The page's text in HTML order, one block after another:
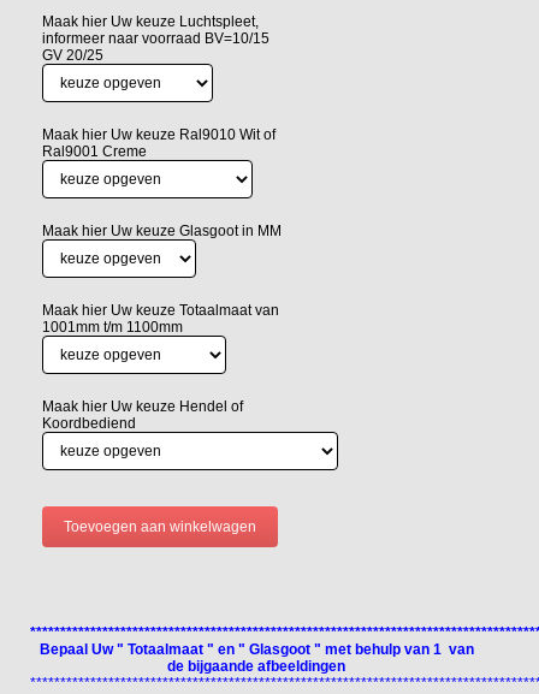
Maak hier Uw keuze Luchtspleet,
informeer naar voorraad BV=10/15
GV 20/25
Maak hier Uw keuze Ral9010 Wit of
Ral9001 Creme
Maak hier Uw keuze Glasgoot in MM
Maak hier Uw keuze Totaalmaat van
1001mm t/m 1100mm
Maak hier Uw keuze Hendel of
Koordbediend
Bepaal Uw " Totaalmaat " en " Glasgoot " met behulp van 1 van
de bijgaande afbeeldingen